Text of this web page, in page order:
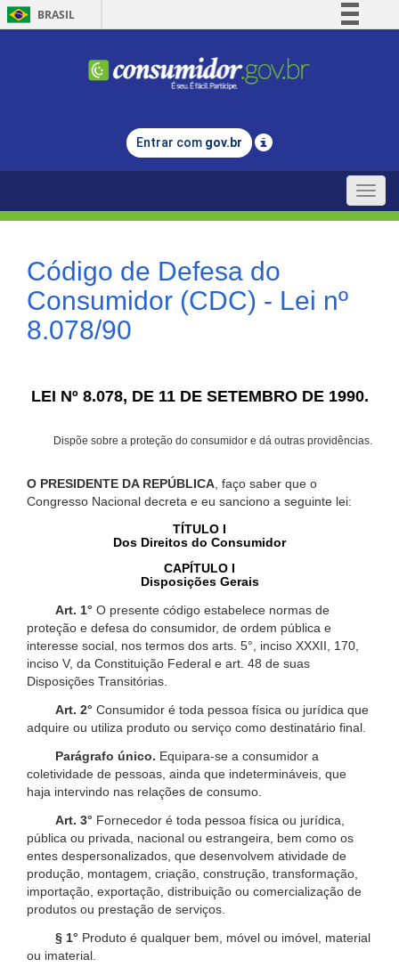
BRASIL
Comunica BR
Legislação
Entrar com gov.br
Toggle
Código de Defesa do
Consumidor (CDC) - Lei nº
8.078/90
LEI Nº 8.078, DE 11 DE SETEMBRO DE 1990.
Dispõe sobre a proteção do consumidor e dá outras providências.
O PRESIDENTE DA REPÚBLICA , faço saber que o
Congresso Nacional decreta e eu sanciono a seguinte lei:
TÍTULO I
Dos Direitos do Consumidor
CAPÍTULO I
Disposições Gerais
Art. 1° O presente código estabelece normas de
proteção e defesa do consumidor, de ordem pública e
interesse social, nos termos dos arts. 5°, inciso XXXII, 170,
inciso V, da Constituição Federal e art. 48 de suas
Disposições Transitórias.
Art. 2° Consumidor é toda pessoa física ou jurídica que
adquire ou utiliza produto ou serviço como destinatário final.
Parágrafo único. Equipara-se a consumidor a
coletividade de pessoas, ainda que indetermináveis, que
haja intervindo nas relações de consumo.
Art. 3° Fornecedor é toda pessoa física ou jurídica,
pública ou privada, nacional ou estrangeira, bem como os
entes despersonalizados, que desenvolvem atividade de
produção, montagem, criação, construção, transformação,
importação, exportação, distribuição ou comercialização de
produtos ou prestação de serviços.
§ 1° Produto é qualquer bem, móvel ou imóvel, material
ou imaterial.